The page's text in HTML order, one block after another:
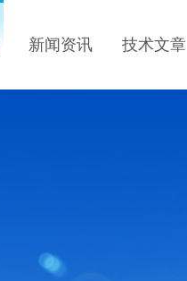
新闻资讯 技术文章